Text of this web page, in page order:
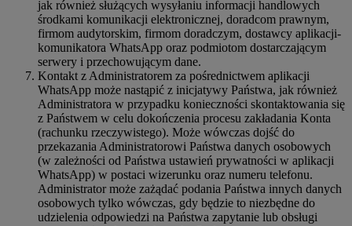
jak również służących wysyłaniu informacji handlowych
środkami komunikacji elektronicznej, doradcom prawnym,
firmom audytorskim, firmom doradczym, dostawcy aplikacji-
komunikatora WhatsApp oraz podmiotom dostarczającym
serwery i przechowującym dane.
Kontakt z Administratorem za pośrednictwem aplikacji
WhatsApp może nastąpić z inicjatywy Państwa, jak również
Administratora w przypadku konieczności skontaktowania się
z Państwem w celu dokończenia procesu zakładania Konta
(rachunku rzeczywistego). Może wówczas dojść do
przekazania Administratorowi Państwa danych osobowych
(w zależności od Państwa ustawień prywatności w aplikacji
WhatsApp) w postaci wizerunku oraz numeru telefonu.
Administrator może zażądać podania Państwa innych danych
osobowych tylko wówczas, gdy będzie to niezbędne do
udzielenia odpowiedzi na Państwa zapytanie lub obsługi